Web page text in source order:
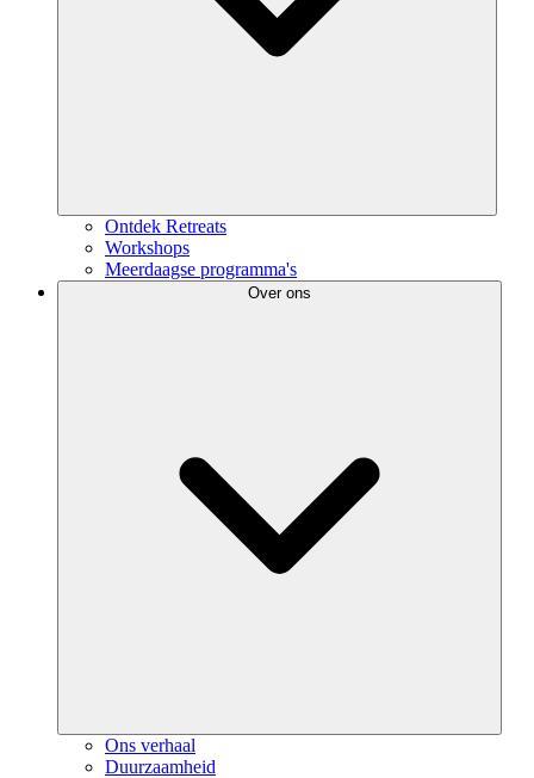
Ontdek Retreats
Workshops
Meerdaagse programma's
Over ons
Ons verhaal
Duurzaamheid